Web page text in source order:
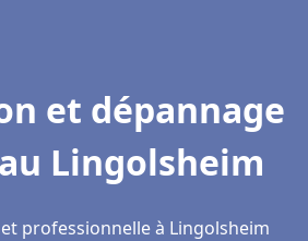
et dépannage
Lingolsheim
professionnelle à Lingolsheim